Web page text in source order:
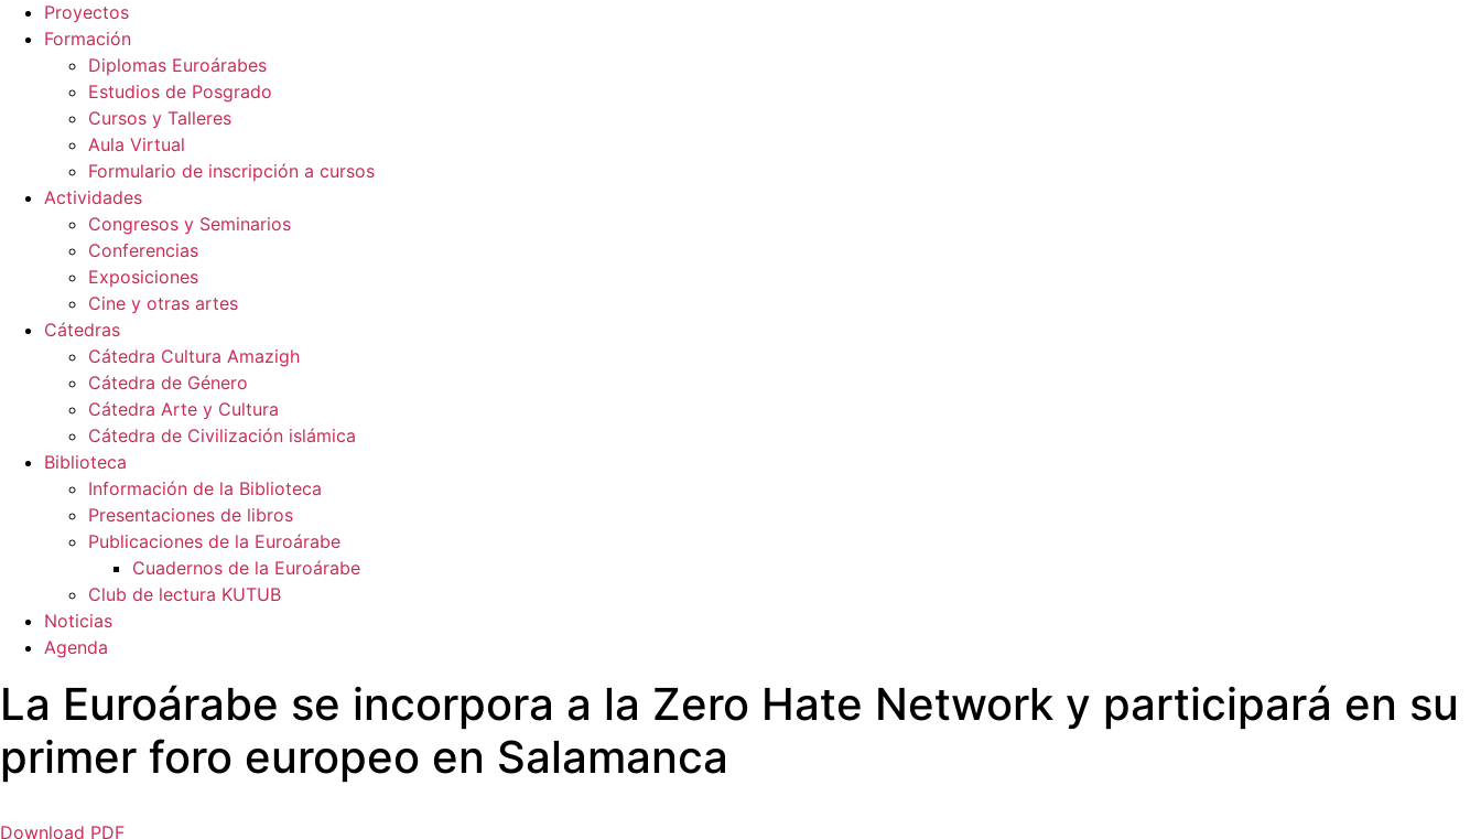
Proyectos
Formación
Diplomas Euroárabes
Estudios de Posgrado
Cursos y Talleres
Aula Virtual
Formulario de inscripción a cursos
Actividades
Congresos y Seminarios
Conferencias
Exposiciones
Cine y otras artes
Cátedras
Cátedra Cultura Amazigh
Cátedra de Género
Cátedra Arte y Cultura
Cátedra de Civilización islámica
Biblioteca
Información de la Biblioteca
Presentaciones de libros
Publicaciones de la Euroárabe
Cuadernos de la Euroárabe
Club de lectura KUTUB
Noticias
Agenda
La Euroárabe se incorpora a la Zero Hate Network y participará en su
primer foro europeo en Salamanca
Download PDF